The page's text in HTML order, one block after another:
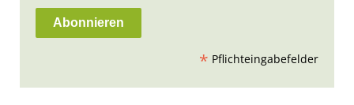
* Pflichteingabefelder